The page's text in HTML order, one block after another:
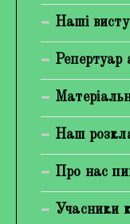
Наші
Репертуар
Наш
Про нас
Учасники